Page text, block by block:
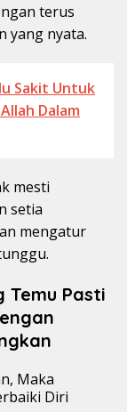
terus
yang nyata.
Sakit Untuk
Dalam
mesti
setia
mengatur
Temu Pasti